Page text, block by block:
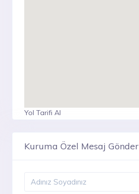
Yol Tarifi Al
Kuruma Özel Mesaj Gönder